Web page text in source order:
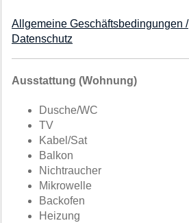
Allgemeine Geschäftsbedingungen /
Datenschutz
Ausstattung (Wohnung)
Dusche/WC
TV
Kabel/Sat
Balkon
Nichtraucher
Mikrowelle
Backofen
Heizung